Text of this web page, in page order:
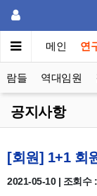
메인 연
람들 역대임원
공지사항
2021-05-10 | 조회수